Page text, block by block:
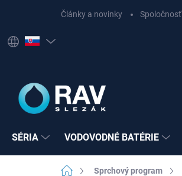
Články a novinky Spoločnosť
SÉRIA VODOVODNÉ BATÉRIE
DomovSprchový program